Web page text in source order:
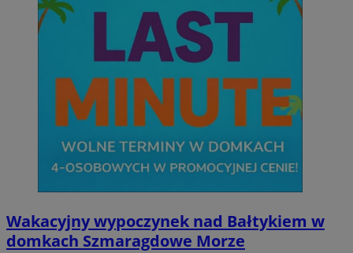
Wakacyjny wypoczynek nad Bałtykiem w
domkach Szmaragdowe Morze